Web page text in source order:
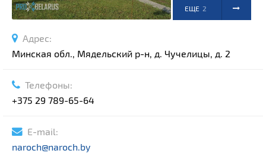
ЕЩЕ 2
Адрес:
Минская обл., Мядельский р-н, д. Чучелицы, д. 2
Телефоны:
+375 29 789-65-64
E-mail:
naroch@naroch.by